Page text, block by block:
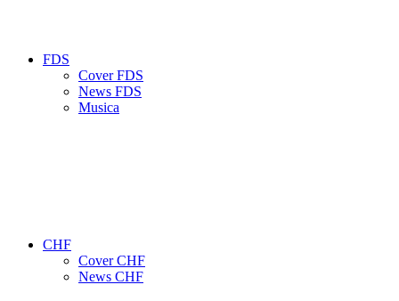
FDS
Cover FDS
News FDS
Musica
CHF
Cover CHF
News CHF